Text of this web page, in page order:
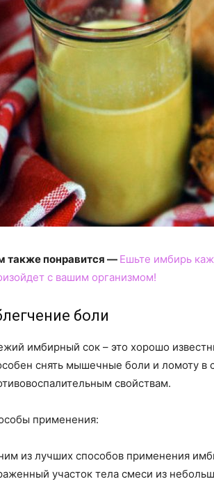
также понравится — Ешьте имбирь
с вашим организмом!
боли
имбирный сок – это хорошо
снять мышечные боли и ломоту в
свойствам.
применения:
из лучших способов применения
участок тела смеси из